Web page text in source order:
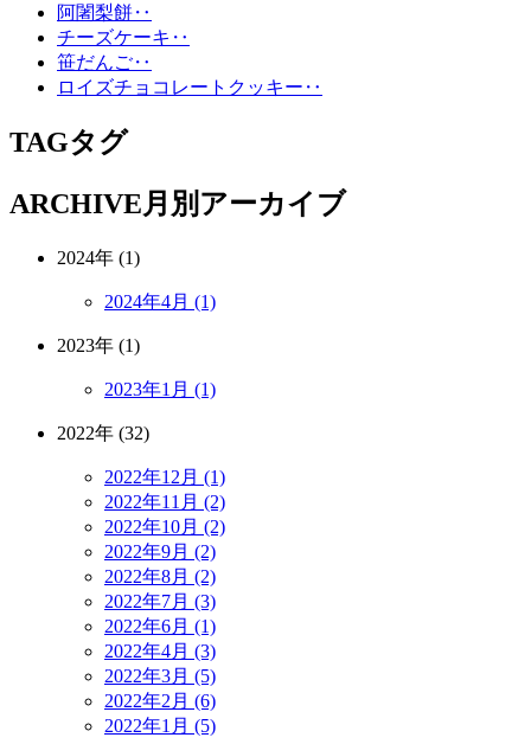
阿闍梨餅‥
チーズケーキ‥
笹だんご‥
ロイズチョコレートクッキー‥
TAGタグ
ARCHIVE月別アーカイブ
2024年 (1)
2024年4月 (1)
2023年 (1)
2023年1月 (1)
2022年 (32)
2022年12月 (1)
2022年11月 (2)
2022年10月 (2)
2022年9月 (2)
2022年8月 (2)
2022年7月 (3)
2022年6月 (1)
2022年4月 (3)
2022年3月 (5)
2022年2月 (6)
2022年1月 (5)